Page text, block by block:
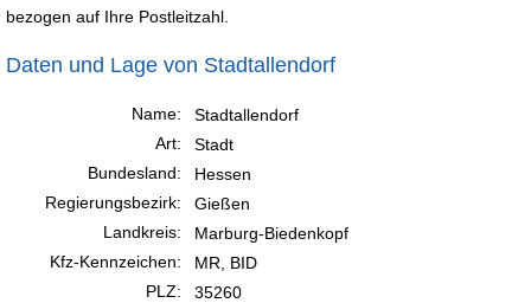
bezogen auf Ihre Postleitzahl.
Daten und Lage von Stadtallendorf
Name:
Stadtallendorf
Art:
Stadt
Bundesland:
Hessen
Regierungsbezirk:
Gießen
Landkreis:
Marburg-Biedenkopf
Kfz-Kennzeichen:
MR, BID
PLZ:
35260